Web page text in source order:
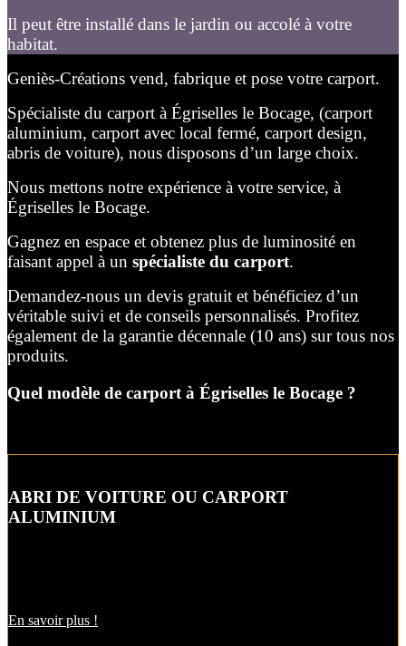
Il peut être installé dans le jardin ou accolé à votre
habitat.
Geniès-Créations vend, fabrique et pose votre carport.
Spécialiste du carport à Égriselles le Bocage, (carport
aluminium, carport avec local fermé, carport design,
abris de voiture), nous disposons d’un large choix.
Nous mettons notre expérience à votre service, à
Égriselles le Bocage.
Gagnez en espace et obtenez plus de luminosité en
faisant appel à un spécialiste du carport.
Demandez-nous un devis gratuit et bénéficiez d’un
véritable suivi et de conseils personnalisés. Profitez
également de la garantie décennale (10 ans) sur tous nos
produits.
Quel modèle de carport à Égriselles le Bocage ?
ABRI DE VOITURE OU CARPORT
ALUMINIUM
En savoir plus !